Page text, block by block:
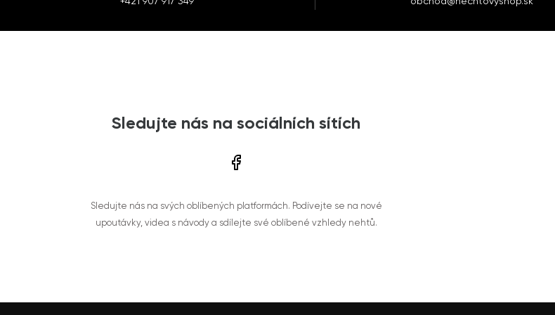
Sledujte nás na sociálních sítích
Sledujte nás na svých oblíbených platformách. Podívejte se na nové
upoutávky, videa s návody a sdílejte své oblíbené vzhledy nehtů.